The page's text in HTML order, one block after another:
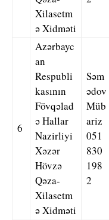
Xilasetm
ə Xidməti
6
Azərbayc
an
Respubli
kasının
Fövqəlad
ə Hallar
Nazirliyi
Xəzər
Hövzə
Qəza-
Xilasetm
ə Xidməti
Səm
ədov
Müb
ariz
051
830
198
2